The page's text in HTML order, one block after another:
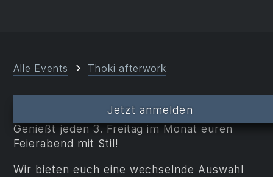
Alle Events Thoki afterwork
Genießt jeden 3. Freitag im Monat euren
Feierabend mit Stil!
Wir bieten euch eine wechselnde Auswahl
Jetzt anmelden